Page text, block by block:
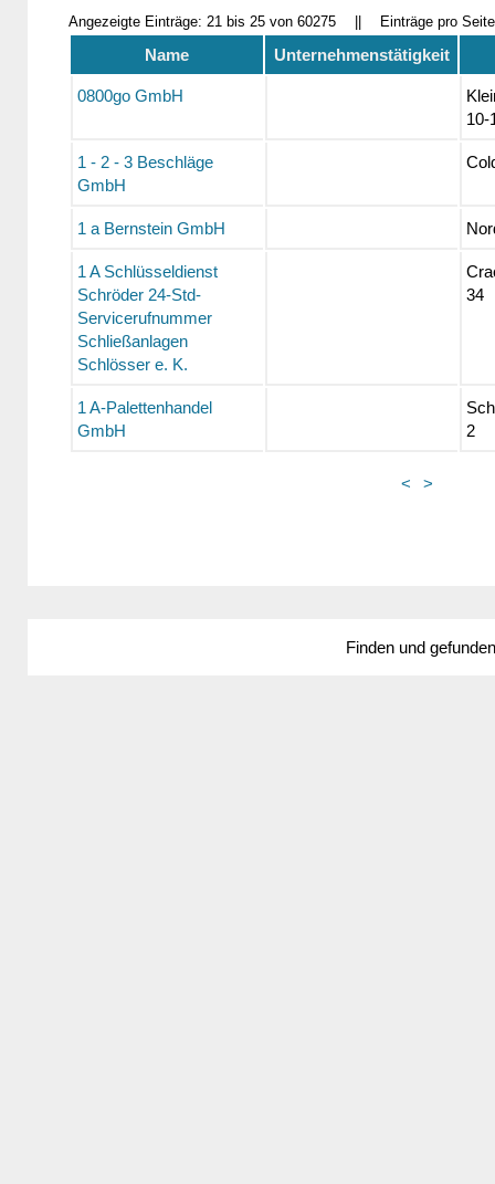
Angezeigte Einträge: 21 bis 25 von 60275 Einträge pro
Name Unternehmenstätigkeit
0800go GmbH
10-
1 - 2 - 3 Beschläge
GmbH
1 a Bernstein GmbH
1 A Schlüsseldienst
Schröder 24-Std-
Servicerufnummer
Schließanlagen
Schlösser e. K.
34
1 A-Palettenhandel
GmbH
2
< >
Finden und